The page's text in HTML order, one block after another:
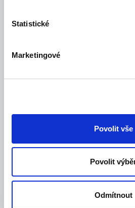
Statistické
Marketingové
Povolit vše
Povolit
Odmítnout